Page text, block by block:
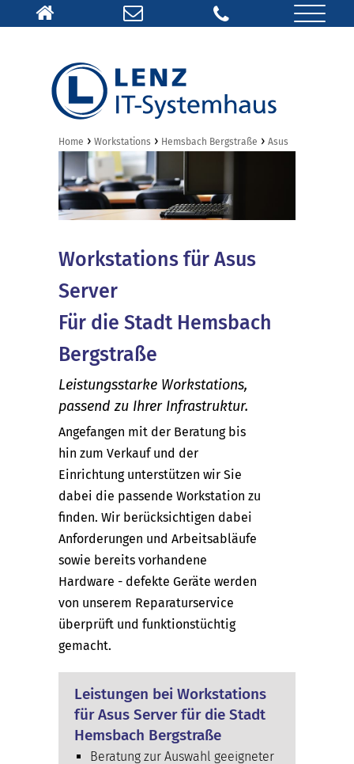
Home › Workstations › Hemsbach Bergstraße › Asus
Workstations für Asus
Server
Für die Stadt Hemsbach
Bergstraße
Leistungsstarke Workstations,
passend zu Ihrer Infrastruktur.
Angefangen mit der Beratung bis
hin zum Verkauf und der
Einrichtung unterstützen wir Sie
dabei die passende Workstation zu
finden. Wir berücksichtigen dabei
Anforderungen und Arbeitsabläufe
sowie bereits vorhandene
Hardware - defekte Geräte werden
von unserem Reparaturservice
überprüft und funktionstüchtig
gemacht.
Leistungen bei Workstations
für Asus Server für die Stadt
Hemsbach Bergstraße
Beratung zur Auswahl geeigneter